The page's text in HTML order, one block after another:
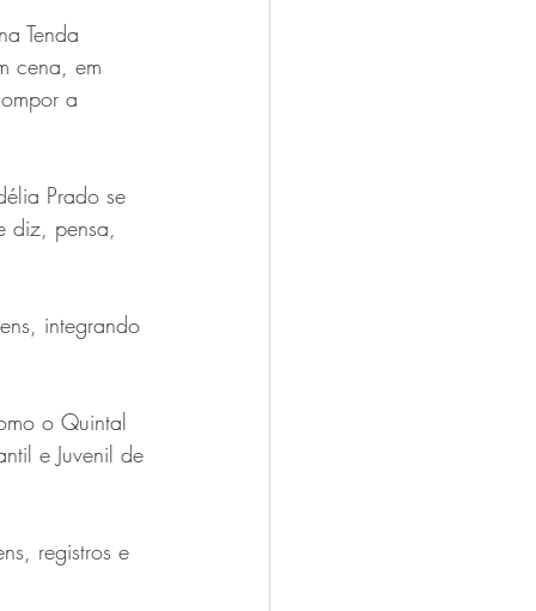
Tenda
cena, em
a
Prado se
diz, pensa,
integrando
o Quintal
e Juvenil de
registros e